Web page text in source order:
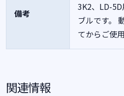
備考
3K2、LD-
ブルです。
てからご使
関連情報